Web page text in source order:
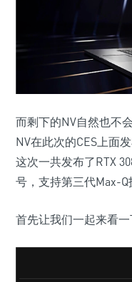
而剩下的NV自然也不
NV在此次的CES上面
这次一共发布了RTX
号，支持第三代Max-Q
首先让我们一起来看一